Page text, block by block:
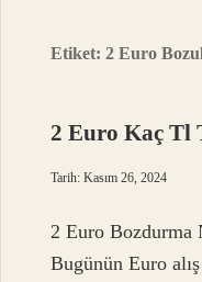
Etiket:2 Euro
2 Euro Kaç Tl
Tarih: Kasım 26, 2024
2 Euro Bozdurma
Bugünün Euro